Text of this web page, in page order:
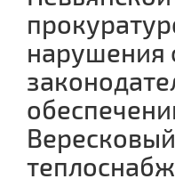
нарушения
Вересковый